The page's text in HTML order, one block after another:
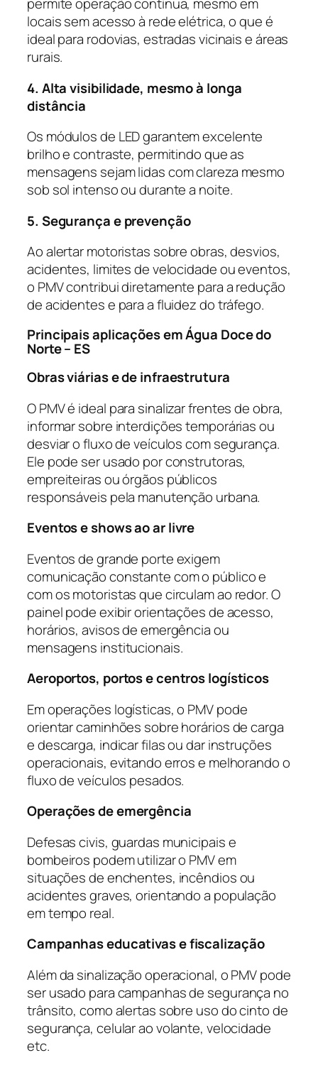
locais sem acesso à rede elétrica, o que é
ideal para rodovias, estradas vicinais e áreas
rurais.
4. Alta visibilidade, mesmo à longa
distância
Os módulos de LED garantem excelente
brilho e contraste, permitindo que as
mensagens sejam lidas com clareza mesmo
sob sol intenso ou durante a noite.
5. Segurança e prevenção
Ao alertar motoristas sobre obras, desvios,
acidentes, limites de velocidade ou eventos,
o PMV contribui diretamente para a redução
de acidentes e para a fluidez do tráfego.
Principais aplicações em Água Doce do
Norte – ES
Obras viárias e de infraestrutura
O PMV é ideal para sinalizar frentes de obra,
informar sobre interdições temporárias ou
desviar o fluxo de veículos com segurança.
Ele pode ser usado por construtoras,
empreiteiras ou órgãos públicos
responsáveis pela manutenção urbana.
Eventos e shows ao ar livre
Eventos de grande porte exigem
comunicação constante com o público e
com os motoristas que circulam ao redor. O
painel pode exibir orientações de acesso,
horários, avisos de emergência ou
mensagens institucionais.
Aeroportos, portos e centros logísticos
Em operações logísticas, o PMV pode
orientar caminhões sobre horários de carga
e descarga, indicar filas ou dar instruções
operacionais, evitando erros e melhorando o
fluxo de veículos pesados.
Operações de emergência
Defesas civis, guardas municipais e
bombeiros podem utilizar o PMV em
situações de enchentes, incêndios ou
acidentes graves, orientando a população
em tempo real.
Campanhas educativas e fiscalização
Além da sinalização operacional, o PMV pode
ser usado para campanhas de segurança no
trânsito, como alertas sobre uso do cinto de
segurança, celular ao volante, velocidade
etc.